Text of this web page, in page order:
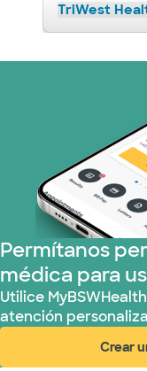
TriWest
Permítanos
médica para
Utilice
atención
Crear